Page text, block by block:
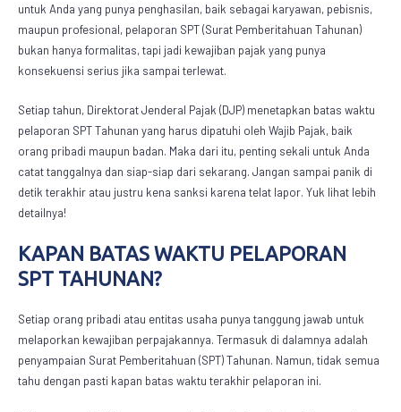
untuk Anda yang punya penghasilan, baik sebagai karyawan, pebisnis,
maupun profesional, pelaporan SPT (Surat Pemberitahuan Tahunan)
bukan hanya formalitas, tapi jadi kewajiban pajak yang punya
konsekuensi serius jika sampai terlewat.
Setiap tahun, Direktorat Jenderal Pajak (DJP) menetapkan batas waktu
pelaporan SPT Tahunan yang harus dipatuhi oleh Wajib Pajak, baik
orang pribadi maupun badan. Maka dari itu, penting sekali untuk Anda
catat tanggalnya dan siap-siap dari sekarang. Jangan sampai panik di
detik terakhir atau justru kena sanksi karena telat lapor. Yuk lihat lebih
detailnya!
KAPAN BATAS WAKTU PELAPORAN
SPT TAHUNAN?
Setiap orang pribadi atau entitas usaha punya tanggung jawab untuk
melaporkan kewajiban perpajakannya. Termasuk di dalamnya adalah
penyampaian Surat Pemberitahuan (SPT) Tahunan. Namun, tidak semua
tahu dengan pasti kapan batas waktu terakhir pelaporan ini.